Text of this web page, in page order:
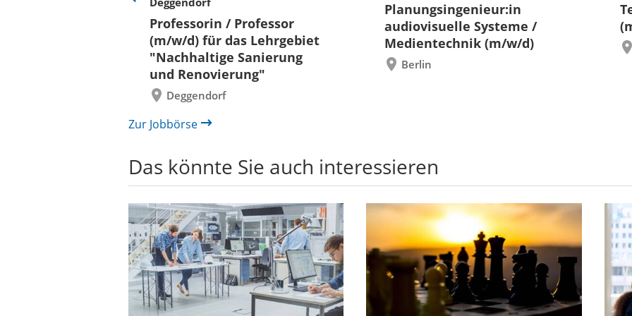
Professorin / Professor
(m/w/d) für das Lehrgebiet
"Nachhaltige Sanierung
und Renovierung"
Deggendorf
Planungsingenieur:in
audiovisuelle Systeme /
Medientechnik (m/w/d)
Berlin
Eine
Folie
zurück
Zur Jobbörse
Das könnte Sie auch interessieren